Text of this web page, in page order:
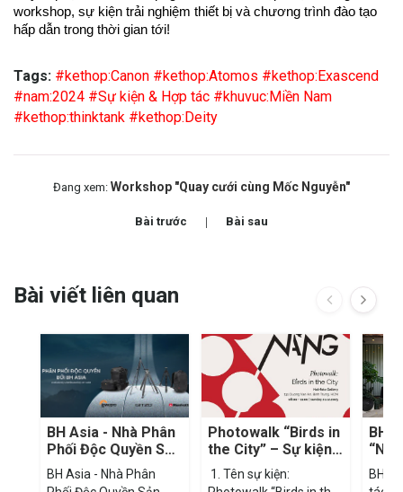
workshop, sự kiện trải nghiệm thiết bị và chương trình đào tạo
hấp dẫn trong thời gian tới!
Tags: #kethop:Canon #kethop:Atomos #kethop:Exascend
#nam:2024 #Sự kiện & Hợp tác #khuvuc:Miền Nam
#kethop:thinktank #kethop:Deity
Đang xem: Workshop "Quay cưới cùng Mốc Nguyễn"
Bài trước Bài sau
Bài viết liên quan
BH Asia - Nhà Phân
Phối Độc Quyền Sản
Phẩm Videndum Tại
Việt Nam
BH Asia - Nhà Phân
Photowalk “Birds in
the City” – Sự kiện
vệ tinh của triển lãm
“NẮNG” -
1. Tên sự kiện:
BH
BH